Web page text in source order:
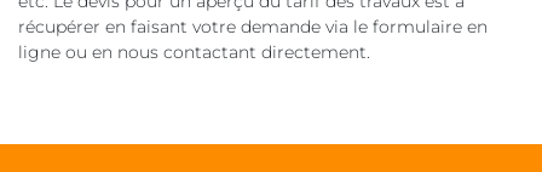
récupérer en faisant votre demande via le formulaire en
ligne ou en nous contactant directement.